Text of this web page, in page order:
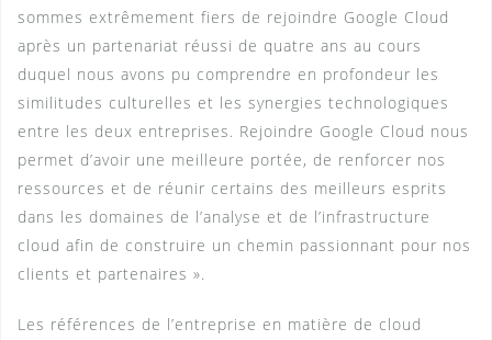
sommes extrêmement fiers de rejoindre Google Cloud
après un partenariat réussi de quatre ans au cours
duquel nous avons pu comprendre en profondeur les
similitudes culturelles et les synergies technologiques
entre les deux entreprises. Rejoindre Google Cloud nous
permet d’avoir une meilleure portée, de renforcer nos
ressources et de réunir certains des meilleurs esprits
dans les domaines de l’analyse et de l’infrastructure
cloud afin de construire un chemin passionnant pour nos
clients et partenaires ».
Les références de l’entreprise en matière de cloud